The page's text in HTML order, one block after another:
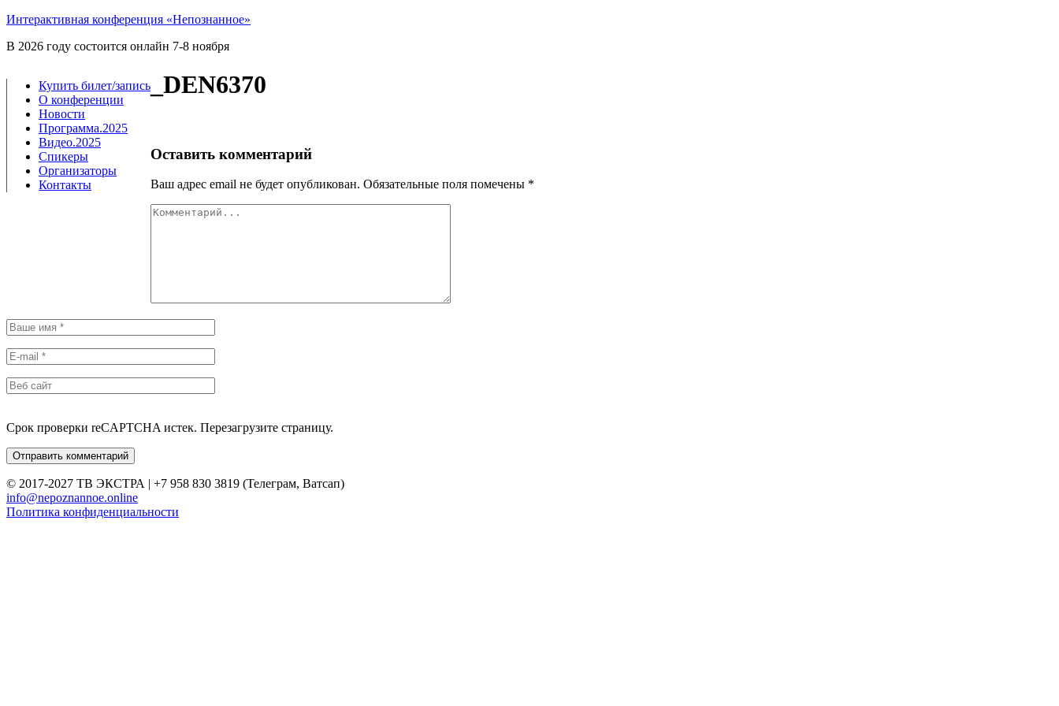
Интерактивная конференция «Непознанное»
В 2026 году состоится онлайн 7-8 ноября
Купить билет/​запись
О конференции
Новости
Программа.2025
Видео.2025
Спикеры
Организаторы
Контакты
_DEN6370
Оставить комментарий
Ваш адрес email не будет опубликован. Обязательные поля помечены *
Срок проверки reCAPTCHA истек. Перезагрузите страницу.
© 2017-2027 ТВ ЭКСТРА | +7 958 830 3819 (Телеграм, Ватсап)
info@nepoznannoe.online
Политика конфиденциальности